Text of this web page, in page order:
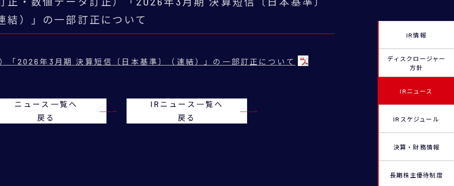
結）」の一部訂正について
「2026年3月期 決算短信〔日本基準〕（連結）」の一部訂正について
ニュース一覧へ
戻る
IRニュース一覧へ
戻る
IR情報
ディスクロージャー
方針
IRニュース
IRスケジュール
決算・財務情報
長期株主優待制度